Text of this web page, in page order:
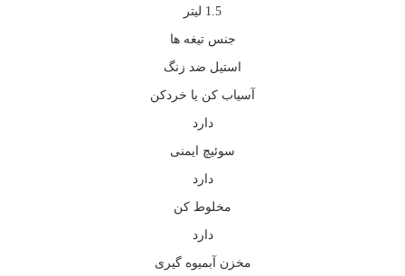
1.5 لیتر
جنس تیغه ها
استیل ضد زنگ
آسیاب کن یا خردکن
دارد
سوئیچ ایمنی
دارد
مخلوط کن
دارد
مخزن آبمیوه گیری